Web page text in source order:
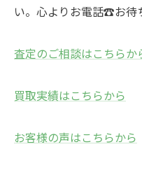
い。心よりお電話☎お待
査定のご相談はこちらか
買取実績はこちらから
お客様の声はこちらから